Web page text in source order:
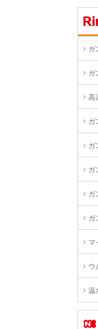
ガ
ガ
高
ガ
ガ
ガ
ガ
ガ
マ
ウ
温